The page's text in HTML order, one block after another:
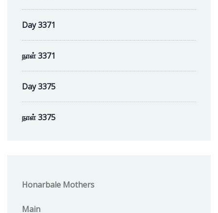
Day 3371
நாள் 3371
Day 3375
நாள் 3375
Honarbale Mothers
Main